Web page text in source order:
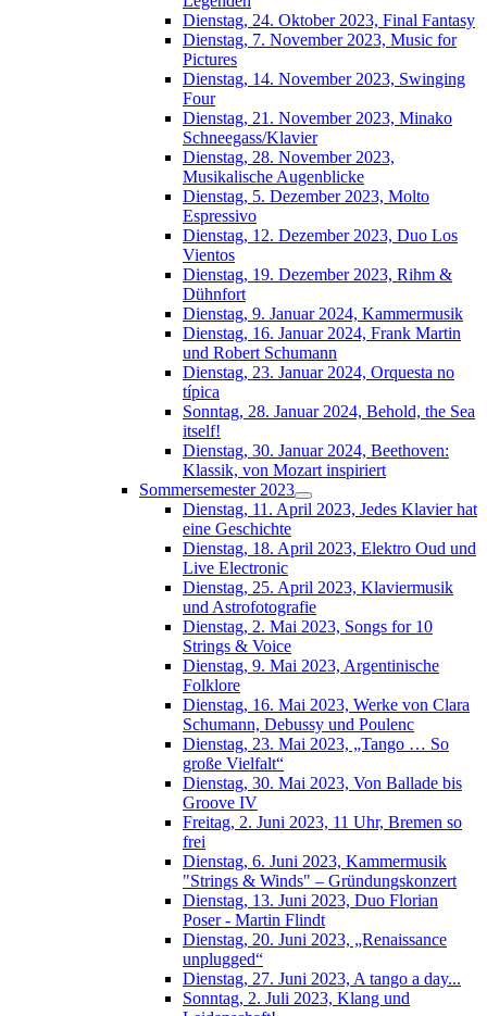
Dienstag, 24. Oktober 2023, Final Fantasy
Dienstag, 7. November 2023, Music for
Pictures
Dienstag, 14. November 2023, Swinging
Four
Dienstag, 21. November 2023, Minako
Schneegass/Klavier
Dienstag, 28. November 2023,
Musikalische Augenblicke
Dienstag, 5. Dezember 2023, Molto
Espressivo
Dienstag, 12. Dezember 2023, Duo Los
Vientos
Dienstag, 19. Dezember 2023, Rihm &
Dühnfort
Dienstag, 9. Januar 2024, Kammermusik
Dienstag, 16. Januar 2024, Frank Martin
und Robert Schumann
Dienstag, 23. Januar 2024, Orquesta no
típica
Sonntag, 28. Januar 2024, Behold, the Sea
itself!
Dienstag, 30. Januar 2024, Beethoven:
Klassik, von Mozart inspiriert
Sommersemester 2023
Dienstag, 11. April 2023, Jedes Klavier hat
eine Geschichte
Dienstag, 18. April 2023, Elektro Oud und
Live Electronic
Dienstag, 25. April 2023, Klaviermusik
und Astrofotografie
Dienstag, 2. Mai 2023, Songs for 10
Strings & Voice
Dienstag, 9. Mai 2023, Argentinische
Folklore
Dienstag, 16. Mai 2023, Werke von Clara
Schumann, Debussy und Poulenc
Dienstag, 23. Mai 2023, „Tango … So
große Vielfalt“
Dienstag, 30. Mai 2023, Von Ballade bis
Groove IV
Freitag, 2. Juni 2023, 11 Uhr, Bremen so
frei
Dienstag, 6. Juni 2023, Kammermusik
"Strings & Winds" – Gründungskonzert
Dienstag, 13. Juni 2023, Duo Florian
Poser - Martin Flindt
Dienstag, 20. Juni 2023, „Renaissance
unplugged“
Dienstag, 27. Juni 2023, A tango a day...
Sonntag, 2. Juli 2023, Klang und